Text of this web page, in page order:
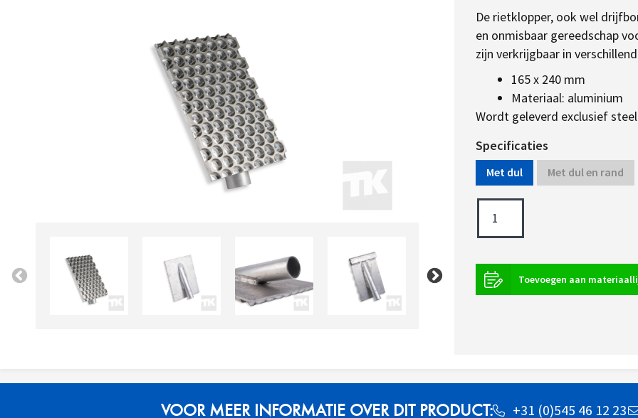
De rietklopper, ook wel
en onmisbaar gereedschap
zijn verkrijgbaar in
165 x 240 mm
Materiaal: aluminium
Wordt geleverd exclusief
Specificaties
Met dul Met dul en rand
VOOR MEER INFORMATIE OVER DIT PRODUCT: +31 (0)545 46 12 23